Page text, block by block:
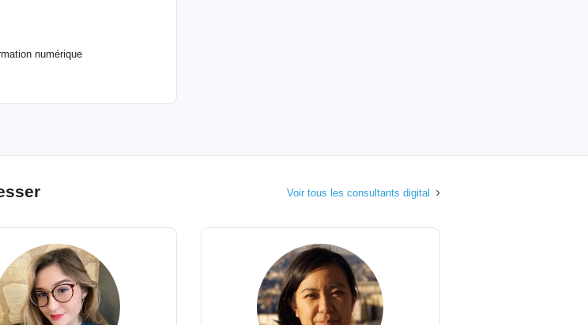
numérique
Voir tous les consultants digital